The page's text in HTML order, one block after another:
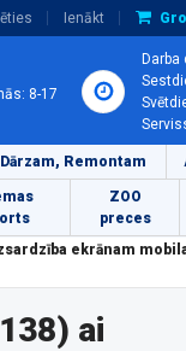
Ienākt
8-17
Dārzam, Remontam
ZOO
preces
ekrānam
ai